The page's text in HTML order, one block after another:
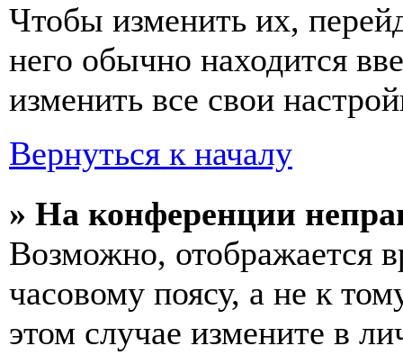
Чтобы изменить их,
него обычно находится
изменить все свои
Вернуться к началу
» На конференции
Возможно, отображается
часовому поясу, а не к
этом случае измените в